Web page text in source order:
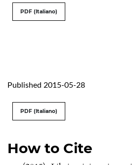
PDF (Italiano)
Published 2015-05-28
How to Cite
PDF (Italiano)